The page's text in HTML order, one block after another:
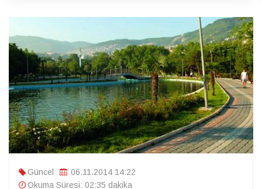
Güncel
06.11.2014 14:22
Okuma Süresi: 02:35 dakika